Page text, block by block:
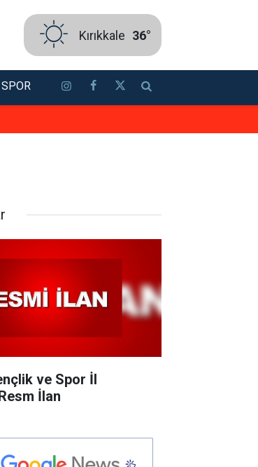
Kırıkkale 36°
SPOR
ve Spor İl
İlan